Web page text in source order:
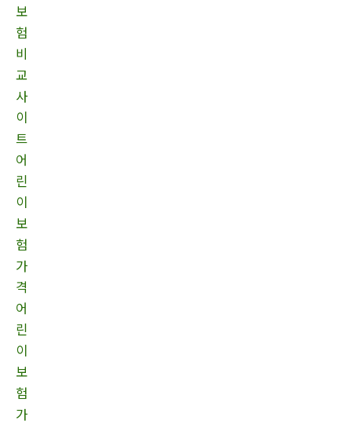
보
험
비
교
사
이
트
어
린
이
보
험
가
격
어
린
이
보
험
가